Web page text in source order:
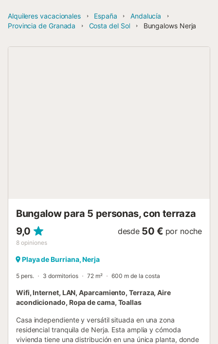
Alquileres vacacionales España
Andalucía
Provincia de Granada
Costa del Sol Bungalows Nerja
Bungalow para 5 personas, con terraza
9,0
8 opiniones
desde 50 € por noche
Playa de Burriana, Nerja
5 pers. 3 dormitorios 72 m² 600 m de la costa
Wifi, Internet, LAN, Aparcamiento, Terraza, Aire
acondicionado, Ropa de cama, Toallas
Casa independiente y versátil situada en una zona
residencial tranquila de Nerja. Esta amplia y cómoda
vivienda tiene una distribución en una única planta, donde